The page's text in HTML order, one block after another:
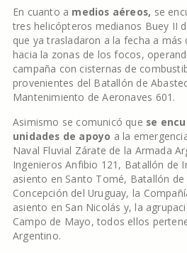
En cuanto a medios aéreos, se
tres helicópteros medianos Buey II
que ya trasladaron a la fecha a más
hacia la zonas de los focos,
campaña con cisternas de
provenientes del Batallón de
Mantenimiento de Aeronaves 601.
Asimismo se comunicó que se
unidades de apoyo a la
Naval Fluvial Zárate de la Armada
Ingenieros Anfibio 121, Batallón de
asiento en Santo Tomé, Batallón de
Concepción del Uruguay, la
asiento en San Nicolás y, la
Campo de Mayo, todos ellos
Argentino.